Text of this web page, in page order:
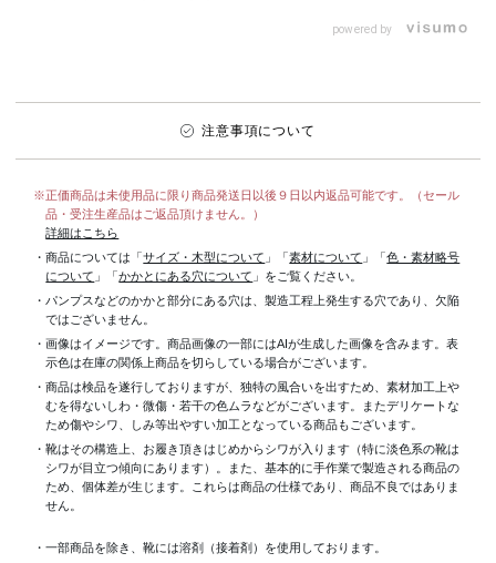
powered by
注意事項について
※正価商品は未使用品に限り商品発送日以後９日以内返品可能です。（セール
品・受注生産品はご返品頂けません。）
詳細はこちら
・商品については「サイズ・木型について 」「素材について 」「色・素材略号
について 」「かかとにある穴について 」をご覧ください。
・パンプスなどのかかと部分にある穴は、製造工程上発生する穴であり、欠陥
ではございません。
・画像はイメージです。商品画像の一部にはAIが生成した画像を含みます。表
示色は在庫の関係上商品を切らしている場合がございます。
・商品は検品を遂行しておりますが、独特の風合いを出すため、素材加工上
むを得ないしわ・微傷・若干の色ムラなどがございます。またデリケートな
ため傷やシワ、しみ等出やすい加工となっている商品もございます。
・靴はその構造上、お履き頂きはじめからシワが入ります（特に淡色系の靴は
シワが目立つ傾向にあります）。また、基本的に手作業で製造される商品の
ため、個体差が生じます。これらは商品の仕様であり、商品不良ではありま
せん。
・一部商品を除き、靴には溶剤（接着剤）を使用しております。